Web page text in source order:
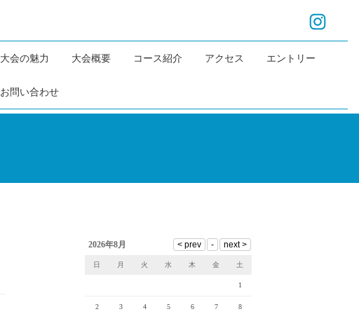
大会の魅力 大会概要 コース紹介 アクセス エントリー
お問い合わせ
2026年8月
日 月 火 水 木 金 土
1
2 3 4 5 6 7 8